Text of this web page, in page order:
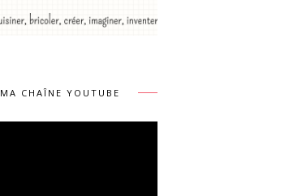
MA CHAÎNE YOUTUBE